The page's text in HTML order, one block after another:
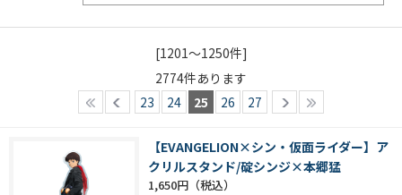
[1201～1250件]
2774件あります
23
24 25 26 27
【EVANGELION×シン・仮面ライダー】ア
クリルスタンド/碇シンジ×本郷猛
1,650円